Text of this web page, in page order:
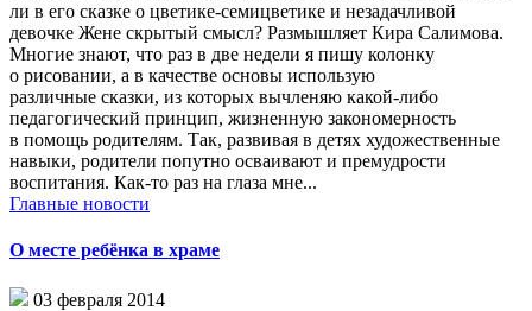
ли в его сказке о цветике-семицветике и незадачливой
девочке Жене скрытый смысл? Размышляет Кира Салимова.
Многие знают, что раз в две недели я пишу колонку
о рисовании, а в качестве основы использую
различные сказки, из которых вычленяю какой-либо
педагогический принцип, жизненную закономерность
в помощь родителям. Так, развивая в детях художественные
навыки, родители попутно осваивают и премудрости
воспитания. Как-то раз на глаза мне...
Главные новости
О месте ребёнка в храме
03 февраля 2014